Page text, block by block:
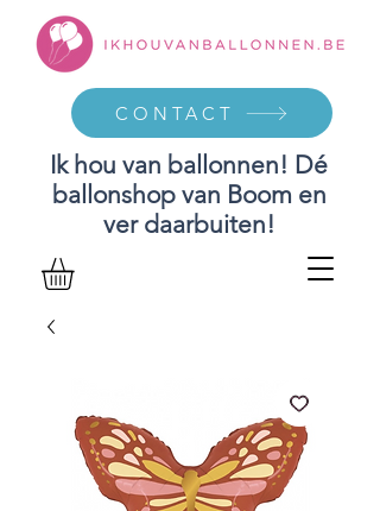
Ik hou van ballonnen! Dé
ballonshop van Boom en
ver daarbuiten!
CONTACT